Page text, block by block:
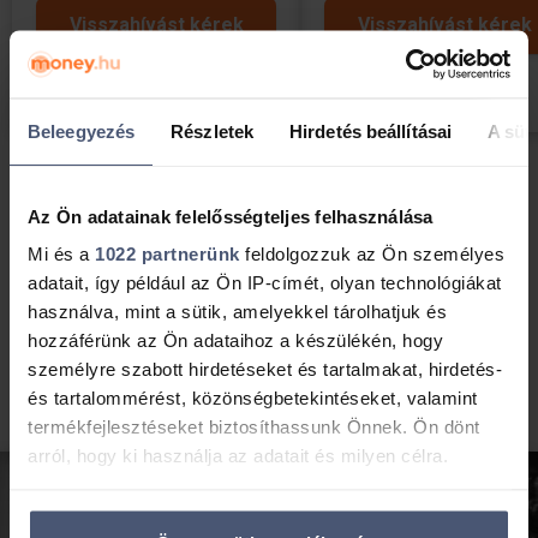
Beleegyezés Részletek Hirdetés beállításai A
Az Ön adatainak felelősségteljes felhasználása
Mi és a 1022 partnerünk feldolgozzuk az Ön személyes
adatait, így például az Ön IP-címét, olyan technológiákat
használva, mint a sütik, amelyekkel tárolhatjuk és
hozzáférünk az Ön adataihoz a készülékén, hogy
személyre szabott hirdetéseket és tartalmakat, hirdetés-
és tartalommérést, közönségbetekintéseket, valamint
termékfejlesztéseket biztosíthassunk Önnek. Ön dönt
arról, hogy ki használja az adatait és milyen célra.
Ha engedélyezi, a következőt is meg szeretnénk tenni:
Visszahívást kérek Visszahívást kérek
Közvetítéssel foglalkozol?
Kattints ide és nézd meg kiemelt ajánlatunkat!